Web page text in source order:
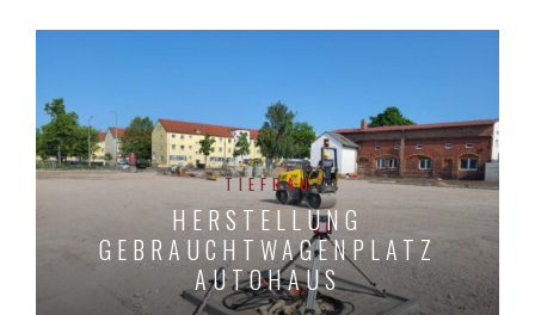
TIEFBAU
HERSTELLUNG
GEBRAUCHTWAGENPLATZ
AUTOHAUS